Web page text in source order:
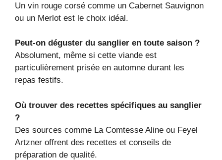
Un vin rouge corsé comme un Cabernet Sauvignon
ou un Merlot est le choix idéal.
Peut-on déguster du sanglier en toute saison ?
Absolument, même si cette viande est
particulièrement prisée en automne durant les
repas festifs.
Où trouver des recettes spécifiques au sanglier
?
Des sources comme La Comtesse Aline ou Feyel
Artzner offrent des recettes et conseils de
préparation de qualité.